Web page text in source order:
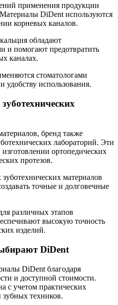
применения продукции
DiDent используются
корневых каналов.
обладают
и помогают предотвратить
каналах.
стоматологами
удобству использования.
бренд также
лабораторий. Эти
ортопедических
протезов.
материалов
точные и долговечные
различных этапов
высокую точность
изделий.
DiDent
DiDent благодаря
и доступной стоимости.
с учетом практических
зубных техников.